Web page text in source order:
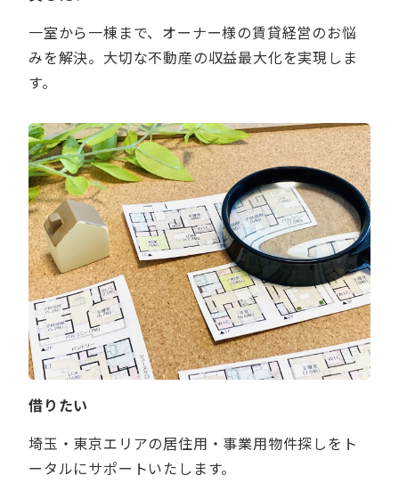
一室から一棟まで、オーナー様の賃貸経営のお悩
みを解決。大切な不動産の収益最大化を実現しま
す。
借りたい
埼玉・東京エリアの居住用・事業用物件探しをト
ータルにサポートいたします。